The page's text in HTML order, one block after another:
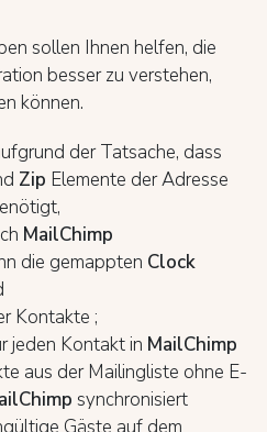
sollen Ihnen helfen, die
besser zu verstehen,
können.
der Tatsache, dass
Zip Elemente der Adresse
MailChimp
die gemappten Clock
Kontakte ;
jeden Kontakt in MailChimp
aus der Mailingliste ohne E-
synchronisiert
Gäste auf dem